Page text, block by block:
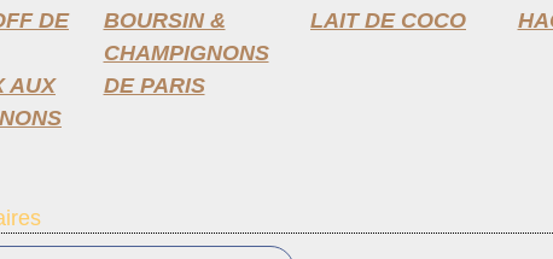
DE
AUX
BOURSIN &
CHAMPIGNONS
DE PARIS
LAIT DE COCO